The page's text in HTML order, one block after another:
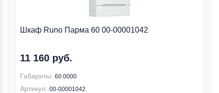
Шкаф Runo Парма 60 00-00001042
11 160 руб.
Габариты: 60.0000
Артикул: 00-00001042